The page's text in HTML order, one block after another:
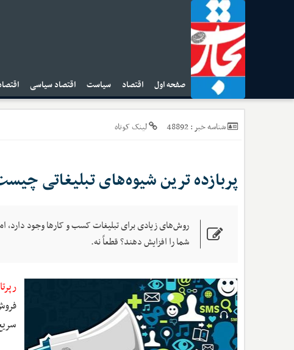
صفحه اول اقتصاد سیاست اقتصاد سیاسی
شناسه خبر :48892
لینک کوتاه
پربازده ترین شیوه‌های تبلیغاتی
روش‌های زیادی برای تبلیغات کسب و کارها وجود دارد،
شما را افزایش دهند؟ قطعاً نه.